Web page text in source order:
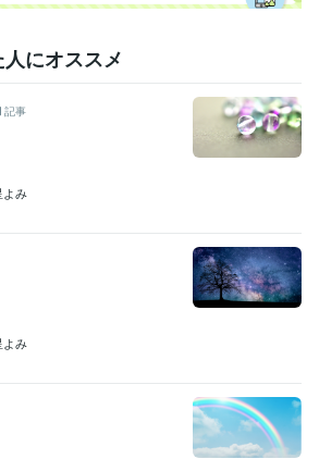
にオススメ
記事
よみ
よみ